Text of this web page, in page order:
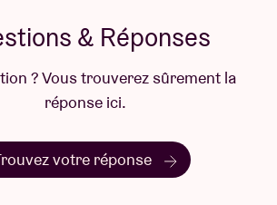
& Réponses
? Vous trouverez sûrement la
réponse ici.
votre réponse